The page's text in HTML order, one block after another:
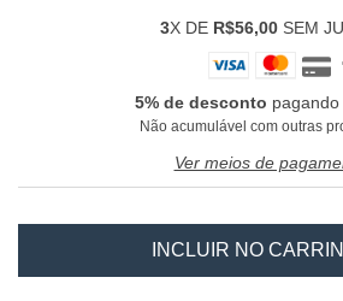
3X DE R$56,00SEM
5% de desconto
Não acumulável com outras
Ver meios de